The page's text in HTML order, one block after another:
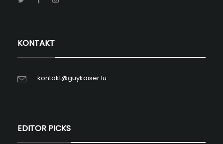
KONTAKT
kontakt@guykaiser.lu
EDITOR PICKS